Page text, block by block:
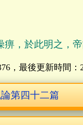
痹，於此明之，帝
，最後更新時間：
第四十二篇